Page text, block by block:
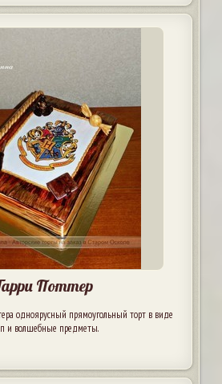
Поттер
одноярусный прямоугольный торт в виде
и волшебные предметы.